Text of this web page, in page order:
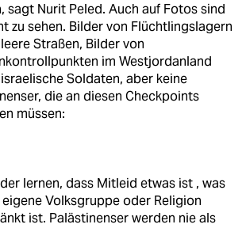
sagt Nurit Peled. Auch auf Fotos sind
zu sehen. Bilder von Flüchtlingslagern
Straßen, Bilder von
im Westjordanland
Soldaten, aber keine
die an diesen Checkpoints
müssen:
lernen, dass Mitleid etwas ist , was
Volksgruppe oder Religion
ist. Palästinenser werden nie als